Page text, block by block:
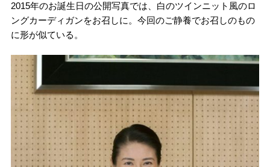
2015年のお誕生日の公開写真では、白のツインニット風のロ
ングカーディガンをお召しに。今回のご静養でお召しのもの
に形が似ている。